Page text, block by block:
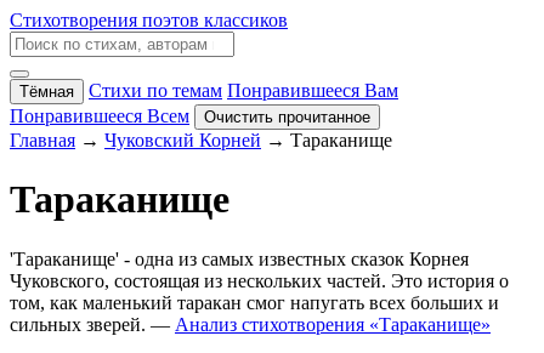
Стихотворения поэтов классиков
Тёмная Стихи по темам Понравившееся Вам
Понравившееся Всем
Очистить прочитанное
Главная → Чуковский Корней → Тараканище
Тараканище
'Тараканище' - одна из самых известных сказок Корнея
Чуковского, состоящая из нескольких частей. Это история о
том, как маленький таракан смог напугать всех больших и
сильных зверей. — Анализ стихотворения «Тараканище»